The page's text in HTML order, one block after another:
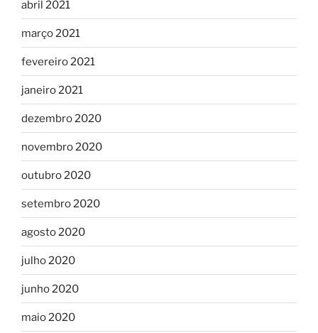
abril 2021
março 2021
fevereiro 2021
janeiro 2021
dezembro 2020
novembro 2020
outubro 2020
setembro 2020
agosto 2020
julho 2020
junho 2020
maio 2020